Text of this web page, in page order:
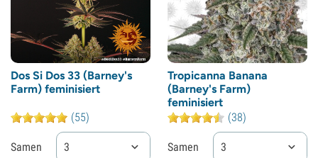
Dos Si Dos 33 (Barney's
Farm) feminisiert
(55)
Samen 3
Tropicanna Banana
(Barney's Farm)
feminisiert
(38)
Samen 3